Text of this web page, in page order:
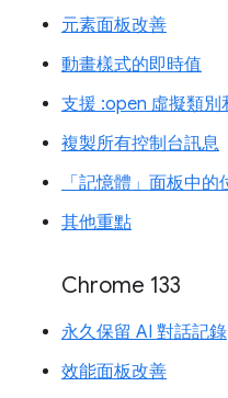
元素面板改善
動畫樣式的即時值
支援 :open 虛擬類別
複製所有控制台訊息
「記憶體」面板中的
其他重點
Chrome 133
永久保留 AI 對話記錄
效能面板改善